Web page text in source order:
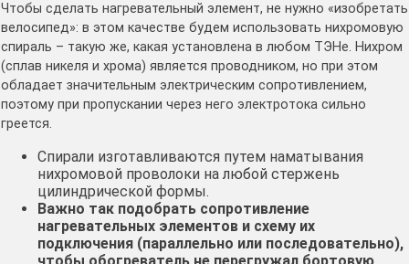
Чтобы сделать нагревательный элемент, не нужно «изобретать
велосипед»: в этом качестве будем использовать нихромовую
спираль – такую же, какая установлена в любом ТЭНе. Нихром
(сплав никеля и хрома) является проводником, но при этом
обладает значительным электрическим сопротивлением,
поэтому при пропускании через него электротока сильно
греется.
Спирали изготавливаются путем наматывания
нихромовой проволоки на любой стержень
цилиндрической формы.
Важно так подобрать сопротивление
нагревательных элементов и схему их
подключения (параллельно или последовательно),